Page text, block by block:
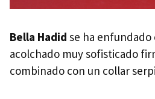
Bella Hadid se ha
acolchado muy sofisticado
combinado con un collar